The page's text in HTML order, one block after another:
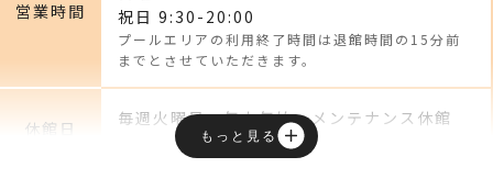
営業時間
祝日 9:30 -20:00
プールエリアの利用終了時間は退館時間の15分前
までとさせていただきます。
休館日
毎週火曜日、年末年始、メンテナンス休館
※ジムエリア休館：毎週火曜 9:30 ～ 18:00
もっと見る